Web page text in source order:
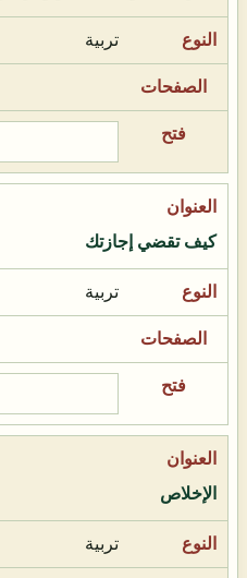
تربية
كيف تقضي إجازتك
تربية
الإخلاص
تربية